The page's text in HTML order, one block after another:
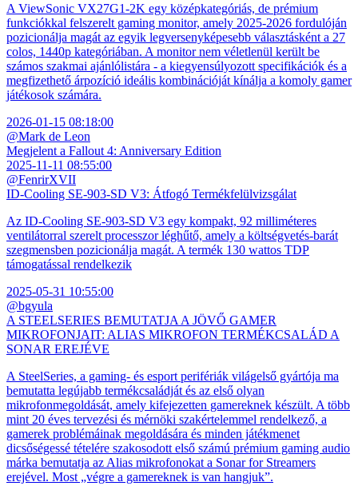
A ViewSonic VX27G1-2K egy középkategóriás, de prémium
funkciókkal felszerelt gaming monitor, amely 2025-2026 fordulóján
pozicionálja magát az egyik legversenyképesebb választásként a 27
colos, 1440p kategóriában. A monitor nem véletlenül került be
számos szakmai ajánlólistára - a kiegyensúlyozott specifikációk és a
megfizethető árpozíció ideális kombinációját kínálja a komoly gamer
játékosok számára.
2026-01-15 08:18:00
@Mark de Leon
Megjelent a Fallout 4: Anniversary Edition
2025-11-11 08:55:00
@FenrirXVII
ID-Cooling SE-903-SD V3: Átfogó Termékfelülvizsgálat
Az ID-Cooling SE-903-SD V3 egy kompakt, 92 milliméteres
ventilátorral szerelt processzor léghűtő, amely a költségvetés-barát
szegmensben pozicionálja magát. A termék 130 wattos TDP
támogatással rendelkezik
2025-05-31 10:55:00
@bgyula
A STEELSERIES BEMUTATJA A JÖVŐ GAMER
MIKROFONJAIT: ALIAS MIKROFON TERMÉKCSALÁD A
SONAR EREJÉVE
A SteelSeries, a gaming- és esport perifériák világelső gyártója ma
bemutatta legújabb termékcsaládját és az első olyan
mikrofonmegoldását, amely kifejezetten gamereknek készült. A több
mint 20 éves tervezési és mérnöki szakértelemmel rendelkező, a
gamerek problémáinak megoldására és minden játékmenet
dicsőségessé tételére szakosodott első számú prémium gaming audio
márka bemutatja az Alias mikrofonokat a Sonar for Streamers
erejével. Most „végre a gamereknek is van hangjuk”.